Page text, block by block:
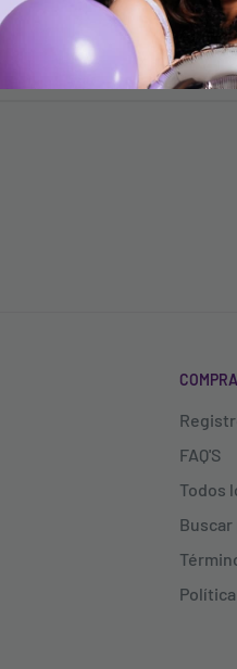
FAQ'S
Todos